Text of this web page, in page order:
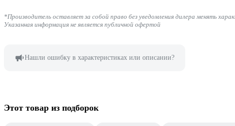
*Производитель оставляет за собой право без уведомления дилера менять
Указанная информация не является публичной офертой
Нашли ошибку в характеристиках или описании?
Этот товар из подборок